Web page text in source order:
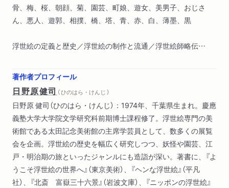
骨、梅、桜、朝顔、菊、園芸、町娘、遊女、美男子、おじさ
ん、悪人、遊郭、相撲、橋、塔、青、赤、白、薄墨、黒
浮世絵の定義と歴史／浮世絵の制作と流通／浮世絵師略伝
あとがき
著作者プロフィール
日野原健司 （ ひのはら・けんじ ）
日野原 健司（ひのはら・けんじ）：1974年、千葉県生まれ。慶應
義塾大学大学院文学研究科前期博士課程修了。浮世絵専門の美
術館である太田記念美術館の主席学芸員として、数多くの展覧
会を企画。浮世絵の歴史を幅広く研究しつつ、妖怪や園芸、江
戸・明治期の旅といったジャンルにも造詣が深い。著書に、『よ
うこそ浮世絵の世界へ』（東京美術）、『ヘンな浮世絵』（平凡
社）、『北斎 富嶽三十六景』（岩波文庫）、『ニッポンの浮世絵』